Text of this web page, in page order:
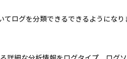
ログを分類できるできるようにな